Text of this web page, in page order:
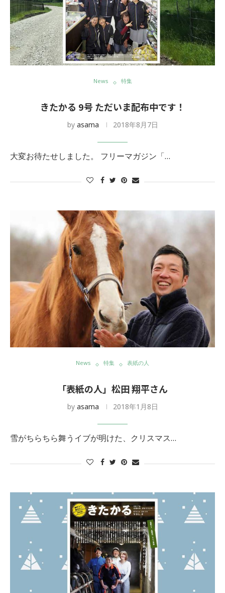
News 特集
きたかる 9号 ただいま配布中です！
byasama 2018年8月7日
大変お待たせしました。 フリーマガジン「…
News 特集 表紙の人
「表紙の人」松田 翔平さん
byasama 2018年1月8日
雪がちらちら舞うイブが明けた、クリスマス…